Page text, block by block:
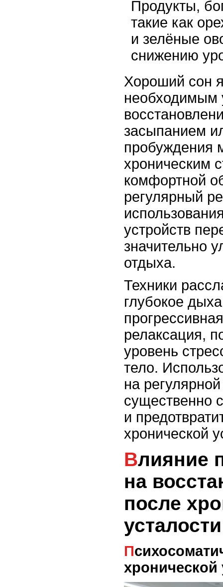
Продукты,
такие как
и зелёные
снижению
Хороший сон
необходимым
засыпанием
пробуждения
хроническим
комфортной
регулярный
устройств
значительно
отдыха.
Техники
глубокое
релаксация,
уровень
тело.
на
существенно
и
хронической
Влияние психотерапии
на
после
усталости
Психосоматический подход к
хронической